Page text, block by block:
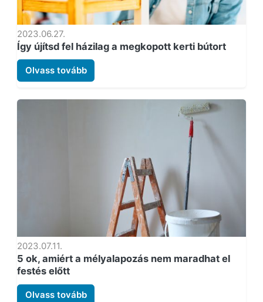
2023.06.27.
Így újítsd fel házilag a megkopott kerti bútort
Olvass tovább
2023.07.11.
5 ok, amiért a mélyalapozás nem maradhat el
festés előtt
Olvass tovább